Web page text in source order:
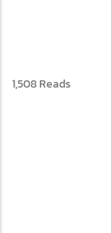
1,508 Reads